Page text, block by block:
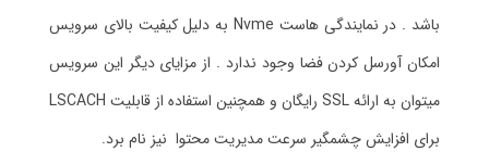
باشد . در نمایندگی هاست Nvme به دلیل کیفیت بالای سرویس
امکان آورسل کردن فضا وجود ندارد . از مزایای دیگر این سرویس
میتوان به ارائه SSL رایگان و همچنین استفاده از قابلیت LSCACH
برای افزایش چشمگیر سرعت مدیریت محتوا نیز نام برد.